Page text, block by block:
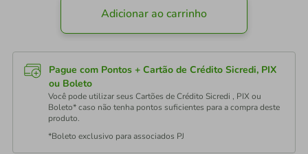
Adicionar ao carrinho
Pague com Pontos + Cartão de Crédito Sicredi, PIX
ou Boleto
Você pode utilizar seus Cartões de Crédito Sicredi , PIX ou
Boleto* caso não tenha pontos suficientes para a compra deste
produto.
*Boleto exclusivo para associados PJ